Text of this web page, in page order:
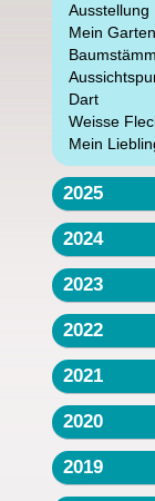
Ausstellung
Mein Garten
Dart
Weisse
Mein
2025
2024
2023
2022
2021
2020
2019